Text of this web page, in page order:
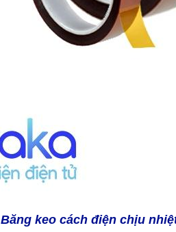
Băng keo cách điện chịu